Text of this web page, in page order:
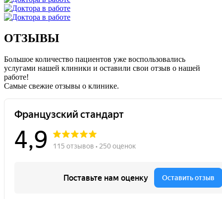
ОТЗЫВЫ
Большое количество пациентов уже воспользовались
услугами нашей клиники и оставили свои отзыв о нашей
работе!
Caмые свежие отзывы о клинике.